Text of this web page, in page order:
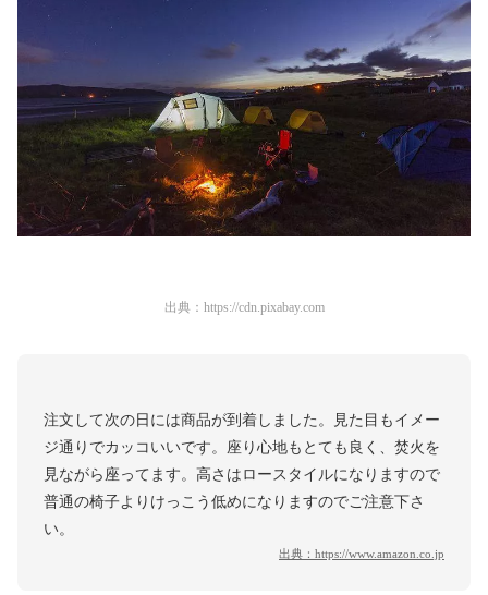
出典： https://cdn.pixabay.com
注文して次の日には商品が到着しました。見た目もイメー
ジ通りでカッコいいです。座り心地もとても良く、焚火を
見ながら座ってます。高さはロースタイルになりますので
普通の椅子よりけっこう低めになりますのでご注意下さ
い。
出典： https://www.amazon.co.jp